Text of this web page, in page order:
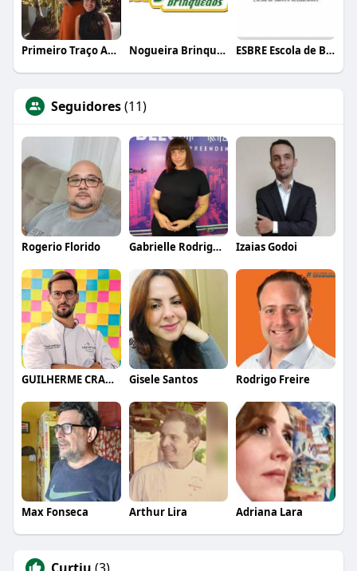
Primeiro Traço Arquitetura Nogueira Brinquedos ESBRE Escola de Bares e Restaurantes
Seguidores(11)
Rogerio Florido Gabrielle Rodrigues Izaias Godoi
GUILHERME CRAMER BALLE Gisele Santos Rodrigo Freire
Max Fonseca Arthur Lira Adriana Lara